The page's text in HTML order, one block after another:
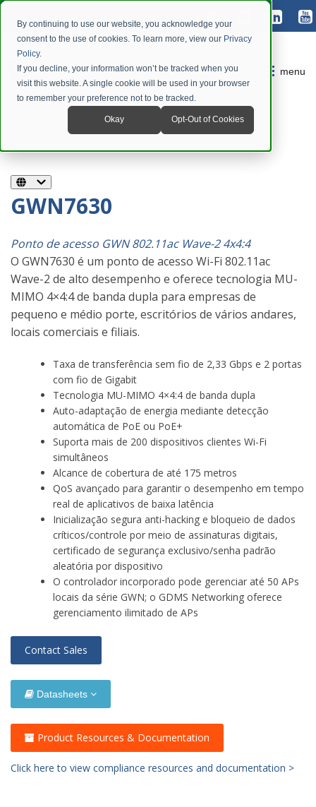
By continuing to use our website, you acknowledge your
consent to the use of cookies. To learn more, view our Privacy
Policy.
If you decline, your information won’t be tracked when you
visit this website. A single cookie will be used in your browser
to remember your preference not to be tracked.
Okay Opt-Out of Cookies
menu
GWN7630
Ponto de acesso GWN802.11ac Wave-2 4x4:4
O GWN7630 é um ponto de acesso Wi-Fi 802.11ac
Wave-2 de alto desempenho e oferece tecnologia MU-
MIMO 4×4:4 de banda dupla para empresas de
pequeno e médio porte, escritórios de vários andares,
locais comerciais e filiais.
Taxa de transferência sem fio de 2,33 Gbps e 2 portas
com fio de Gigabit
Tecnologia MU-MIMO 4×4:4 de banda dupla
Auto-adaptação de energia mediante detecção
automática de PoE ou PoE+
Suporta mais de 200 dispositivos clientes Wi-Fi
simultâneos
Alcance de cobertura de até 175 metros
QoS avançado para garantir o desempenho em tempo
real de aplicativos de baixa latência
Inicialização segura anti-hacking e bloqueio de dados
críticos/controle por meio de assinaturas digitais,
certificado de segurança exclusivo/senha padrão
aleatória por dispositivo
O controlador incorporado pode gerenciar até 50 APs
locais da série GWN; o GDMS Networking oferece
gerenciamento ilimitado de APs
Contact Sales
Datasheets
Product Resources & Documentation
Click here to view compliance resources and documentation >